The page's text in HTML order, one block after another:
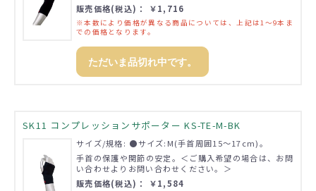
販売価格(税込)： ￥1,716
※本数により価格が異なる商品については、上記は1～9本ま
での価格となります。
ただいま品切れ中です。
SK11 コンプレッションサポーター KS-TE-M-BK
サイズ/規格: ●サイズ:M(手首周囲15～17cm)。
手首の保護や関節の安定。＜ご購入希望の場合は、お問
い合わせよりお問い合わせください。＞
販売価格(税込)： ￥1,584